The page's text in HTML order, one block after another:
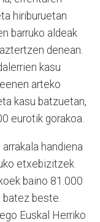
hiriburuetan
barruko aldeak
denean.
kasu
arteko
kasu batzuetan,
eurotik gorakoa.
handiena
etxebizitzek
baino 81.000
beste.
Euskal Herriko